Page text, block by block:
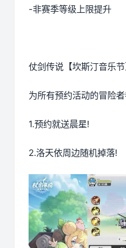
-非赛季等级上限提升
仗剑传说【坎斯汀音乐
为所有预约活动的冒险
1.预约就送晨星!
2.洛天依周边随机掉落!